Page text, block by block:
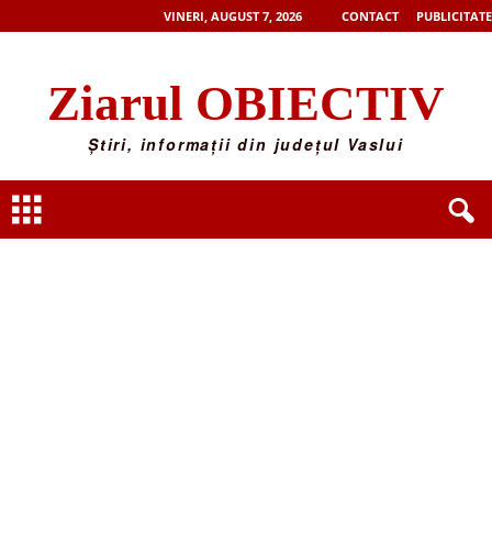
VINERI, AUGUST 7, 2026 CONTACT PUBLICITATE
Ziarul OBIECTIV
Știri, informații din județul Vaslui